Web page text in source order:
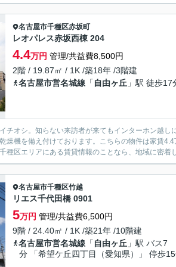
名古屋市千種区赤坂町
レオパレス赤坂西棟 204
4.4万円 管理/共益費8,500円
2階 / 19.87㎡ / 1K /築18年 /3階建
名古屋市営名城線 「 自由ヶ丘 」駅 徒歩17
チオシ。知らない来訪者が来てもインターホン越
燥機を備え付けております。こちらの物件は家賃
種区エリアにある賃貸情報のことなら、地域に密
名古屋市千種区竹越
リエス千代田橋 0901
5万円 管理/共益費6,500円
9階 / 24.40㎡ / 1K /築21年 /10階建
名古屋市営名城線 「 自由ヶ丘 」駅 バス7
分 「希望ケ丘四丁目（愛知県）」 停歩